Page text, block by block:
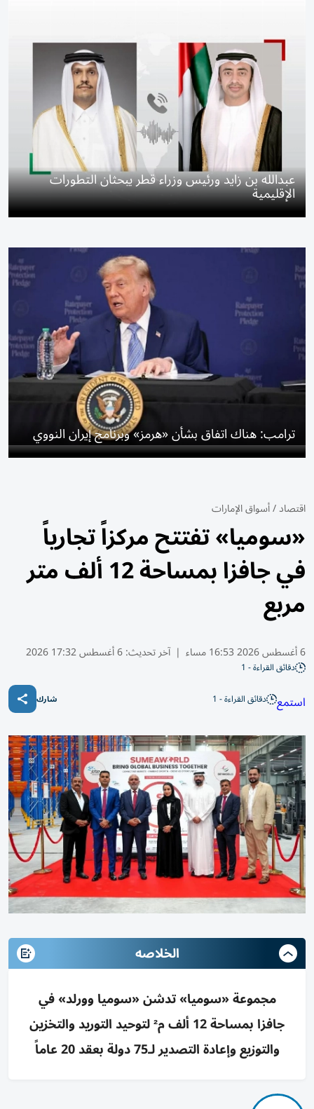
عبدالله بن زايد ورئيس وزراء قطر يبحثان التطورات
الإقليمية
ترامب: هناك اتفاق بشأن «هرمز» وبرنامج إيران النووي
اقتصاد/أسواق الإمارات
«سوميا» تفتتح مركزاً تجارياً
في جافزا بمساحة 12 ألف متر
مربع
6 أغسطس 2026 16:53 مساء | آخر تحديث:6 أغسطس 17:32 2026
دقائق القراءة - 1
استمع دقائق القراءة - 1 شارك
الخلاصه
مجموعة «سوميا» تدشن «سوميا وورلد» في
جافزا بمساحة 12 ألف م² لتوحيد التوريد والتخزين
والتوزيع وإعادة التصدير لـ75 دولة بعقد 20 عاماً